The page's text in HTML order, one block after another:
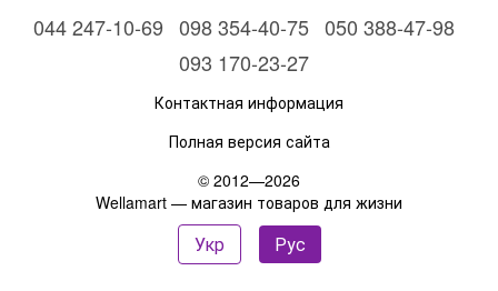
044 247-10-69 098 354-40-75 050 388-47-98
093 170-23-27
Контактная информация
Полная версия сайта
© 2012—2026
Wellamart — магазин товаров для жизни
Укр Рус